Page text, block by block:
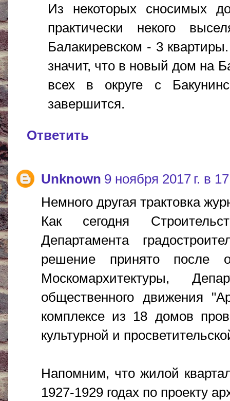
Из некоторых сносимых
практически некого
Балакиревском - 3
значит, что в новый дом на
всех в округе с
завершится.
Ответить
Unknown 9 ноября 2017 г. в
Немного другая трактовка
Как сегодня
Департамента
решение принято после
Москомархитектуры,
общественного движения
комплексе из 18 домов
культурной и
Напомним, что жилой
1927-1929 годах по проекту